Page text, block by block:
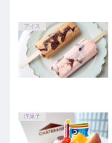
アイス
洋菓子